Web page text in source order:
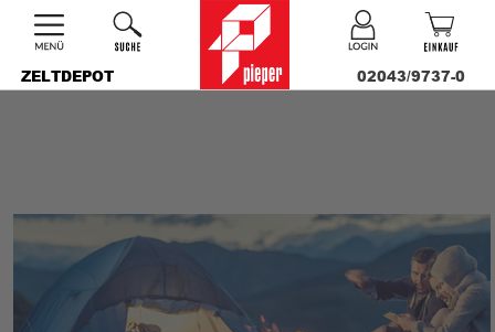
ZELTDEPOT 02043/9737-0